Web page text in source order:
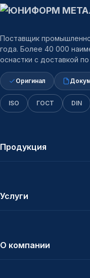
Поставщик
года. Более 40 000
оснастки с доставкой
Оригинал
ISO ГОСТ DIN
Продукция
Услуги
О компании